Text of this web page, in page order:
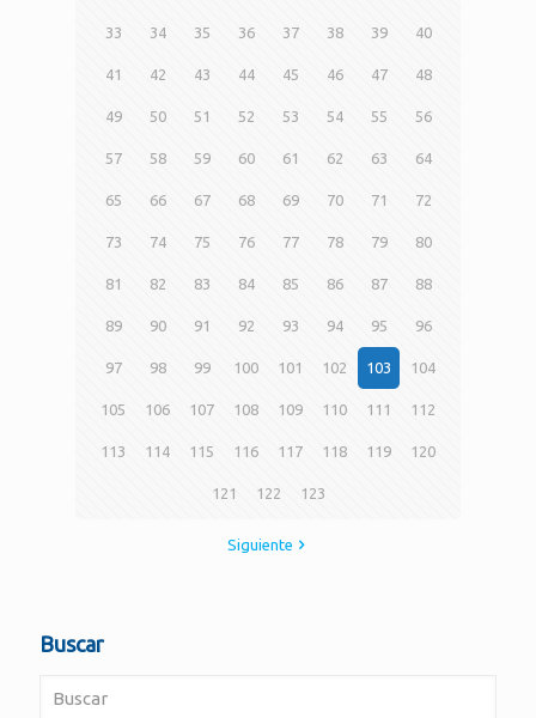
33 34 35 36 37 38 39 40
41 42 43 44 45 46 47 48
49 50 51 52 53 54 55 56
57 58 59 60 61 62 63 64
65 66 67 68 69 70 71 72
73 74 75 76 77 78 79 80
81 82 83 84 85 86 87 88
89 90 91 92 93 94 95 96
97 98 99 100 101 102 103 104
105 106 107 108 109 110 111 112
113 114 115 116 117 118 119 120
121 122 123
Siguiente
Buscar